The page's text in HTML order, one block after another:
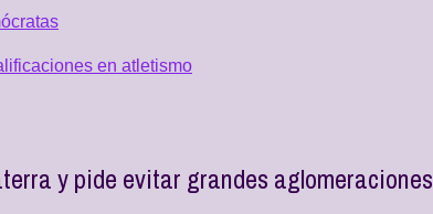
en atletismo
y pide evitar grandes aglomeraciones